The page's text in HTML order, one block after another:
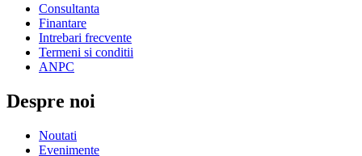
Consultanta
Finantare
Intrebari frecvente
Termeni si conditii
ANPC
Despre noi
Noutati
Evenimente